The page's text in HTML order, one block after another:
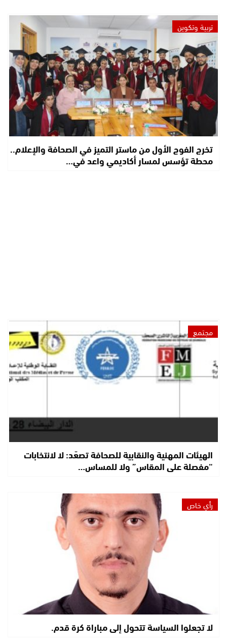
تربية وتكوين
تخرج الفوج الأول من ماستر التميز في الصحافة والإعلام..
محطة تؤسس لمسار أكاديمي واعد في…
مجتمع
الهيئات المهنية والنقابية للصحافة تصعّد: لا لانتخابات
“مفصلة على المقاس” ولا للمساس…
رأي خاص
لا تجعلوا السياسة تتحول إلى مباراة كرة قدم.